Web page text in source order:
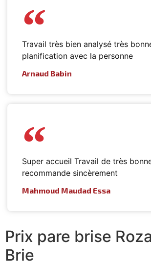
Travail très bien analysé très
planification avec la personne
Arnaud Babin
Super accueil Travail de très
recommande sincèrement
Mahmoud Maudad Essa
Prix pare brise
Brie